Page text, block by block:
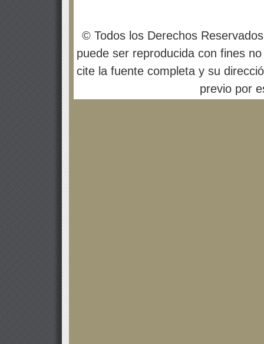
© Todos los Derechos
puede ser reproducida con fines
cite la fuente completa y su
previo por